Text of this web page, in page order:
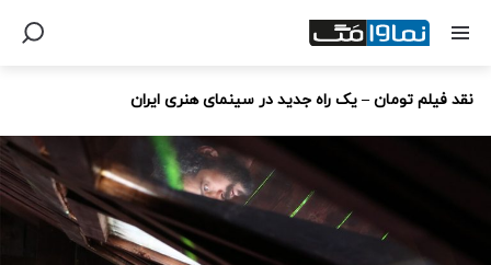
نقد فیلم تومان – یک راه جدید در سینمای هنری ایران